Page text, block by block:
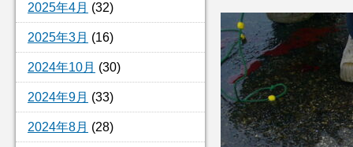
2025年4月 (32)
2025年3月 (16)
2024年10月 (30)
2024年9月 (33)
2024年8月 (28)